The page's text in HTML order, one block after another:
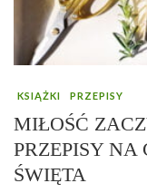
KSIĄŻKI PRZEPISY
MIŁOŚĆ
PRZEPISY NA
ŚWIĘTA